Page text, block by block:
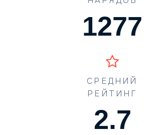
1631
СРЕДНИЙ
РЕЙТИНГ
3.4